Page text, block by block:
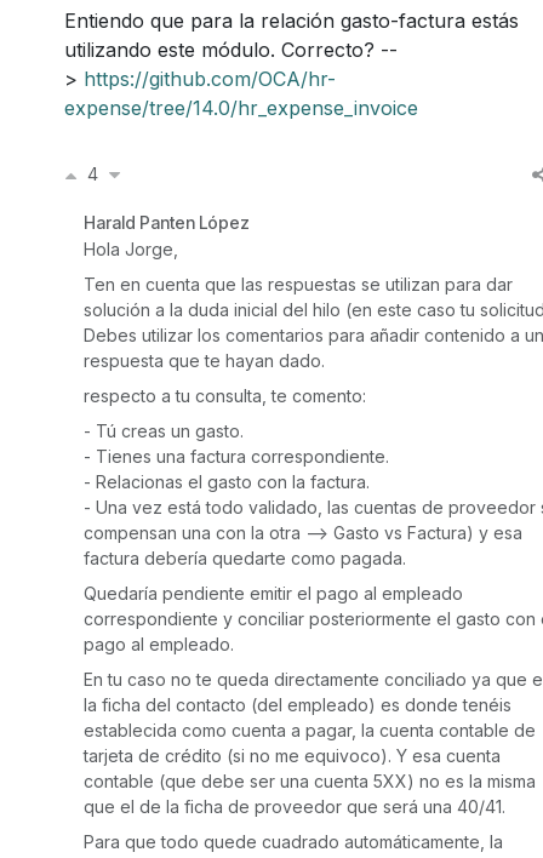
Entiendo que para la relación gasto-factura estás
utilizando este módulo. Correcto? --
> https://github.com/OCA/hr-
expense/tree/14.0/hr_expense_invoice
4
Harald Panten López
Hola Jorge,
Ten en cuenta que las respuestas se utilizan para dar
solución a la duda inicial del hilo (en este caso tu
Debes utilizar los comentarios para añadir contenido a
respuesta que te hayan dado.
respecto a tu consulta, te comento:
- Tú creas un gasto.
- Tienes una factura correspondiente.
- Relacionas el gasto con la factura.
- Una vez está todo validado, las cuentas de proveedor
compensan una con la otra --> Gasto vs Factura) y esa
factura debería quedarte como pagada.
Quedaría pendiente emitir el pago al empleado
correspondiente y conciliar posteriormente el gasto con
pago al empleado.
En tu caso no te queda directamente conciliado ya que
la ficha del contacto (del empleado) es donde tenéis
establecida como cuenta a pagar, la cuenta contable de
tarjeta de crédito (si no me equivoco). Y esa cuenta
contable (que debe ser una cuenta 5XX) no es la misma
que el de la ficha de proveedor que será una 40/41.
Para que todo quede cuadrado automáticamente, la